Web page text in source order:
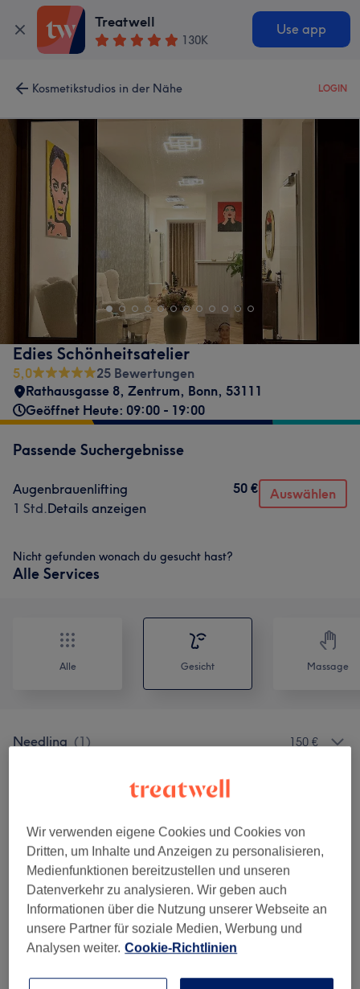
Treatwell
130K
Use app
Kosmetikstudios in der Nähe LOGIN
Edies Schönheitsatelier
5,0
25 Bewertungen
Rathausgasse 8, Zentrum, Bonn, 53111
Geöffnet Heute: 09:00 - 19:00
Passende Suchergebnisse
Augenbrauenlifting
1 Std.Details anzeigen
50 € Auswählen
Nicht gefunden wonach du gesucht hast?
Alle Services
Alle Gesicht Massage
Needling (1) 150 €
Extra Behandlungen (4 )
Hydrafacial (7) ab 50 €
Klassische Gesichtsbehandlungen (3) ab 60 €
Wir verwenden eigene Cookies und Cookies von
Dritten, um Inhalte und Anzeigen zu personalisieren,
Medienfunktionen bereitzustellen und unseren
Datenverkehr zu analysieren. Wir geben auch
Informationen über die Nutzung unserer Webseite an
unsere Partner für soziale Medien, Werbung und
Analysen weiter. Cookie-Richtlinien